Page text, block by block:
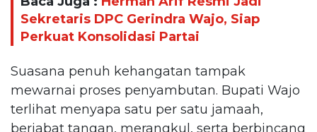
Sekretaris DPC Gerindra Wajo, Siap
Perkuat Konsolidasi Partai
Suasana penuh kehangatan tampak
mewarnai proses penyambutan. Bupati Wajo
terlihat menyapa satu per satu jamaah,
berjabat tangan, merangkul, serta berbincang